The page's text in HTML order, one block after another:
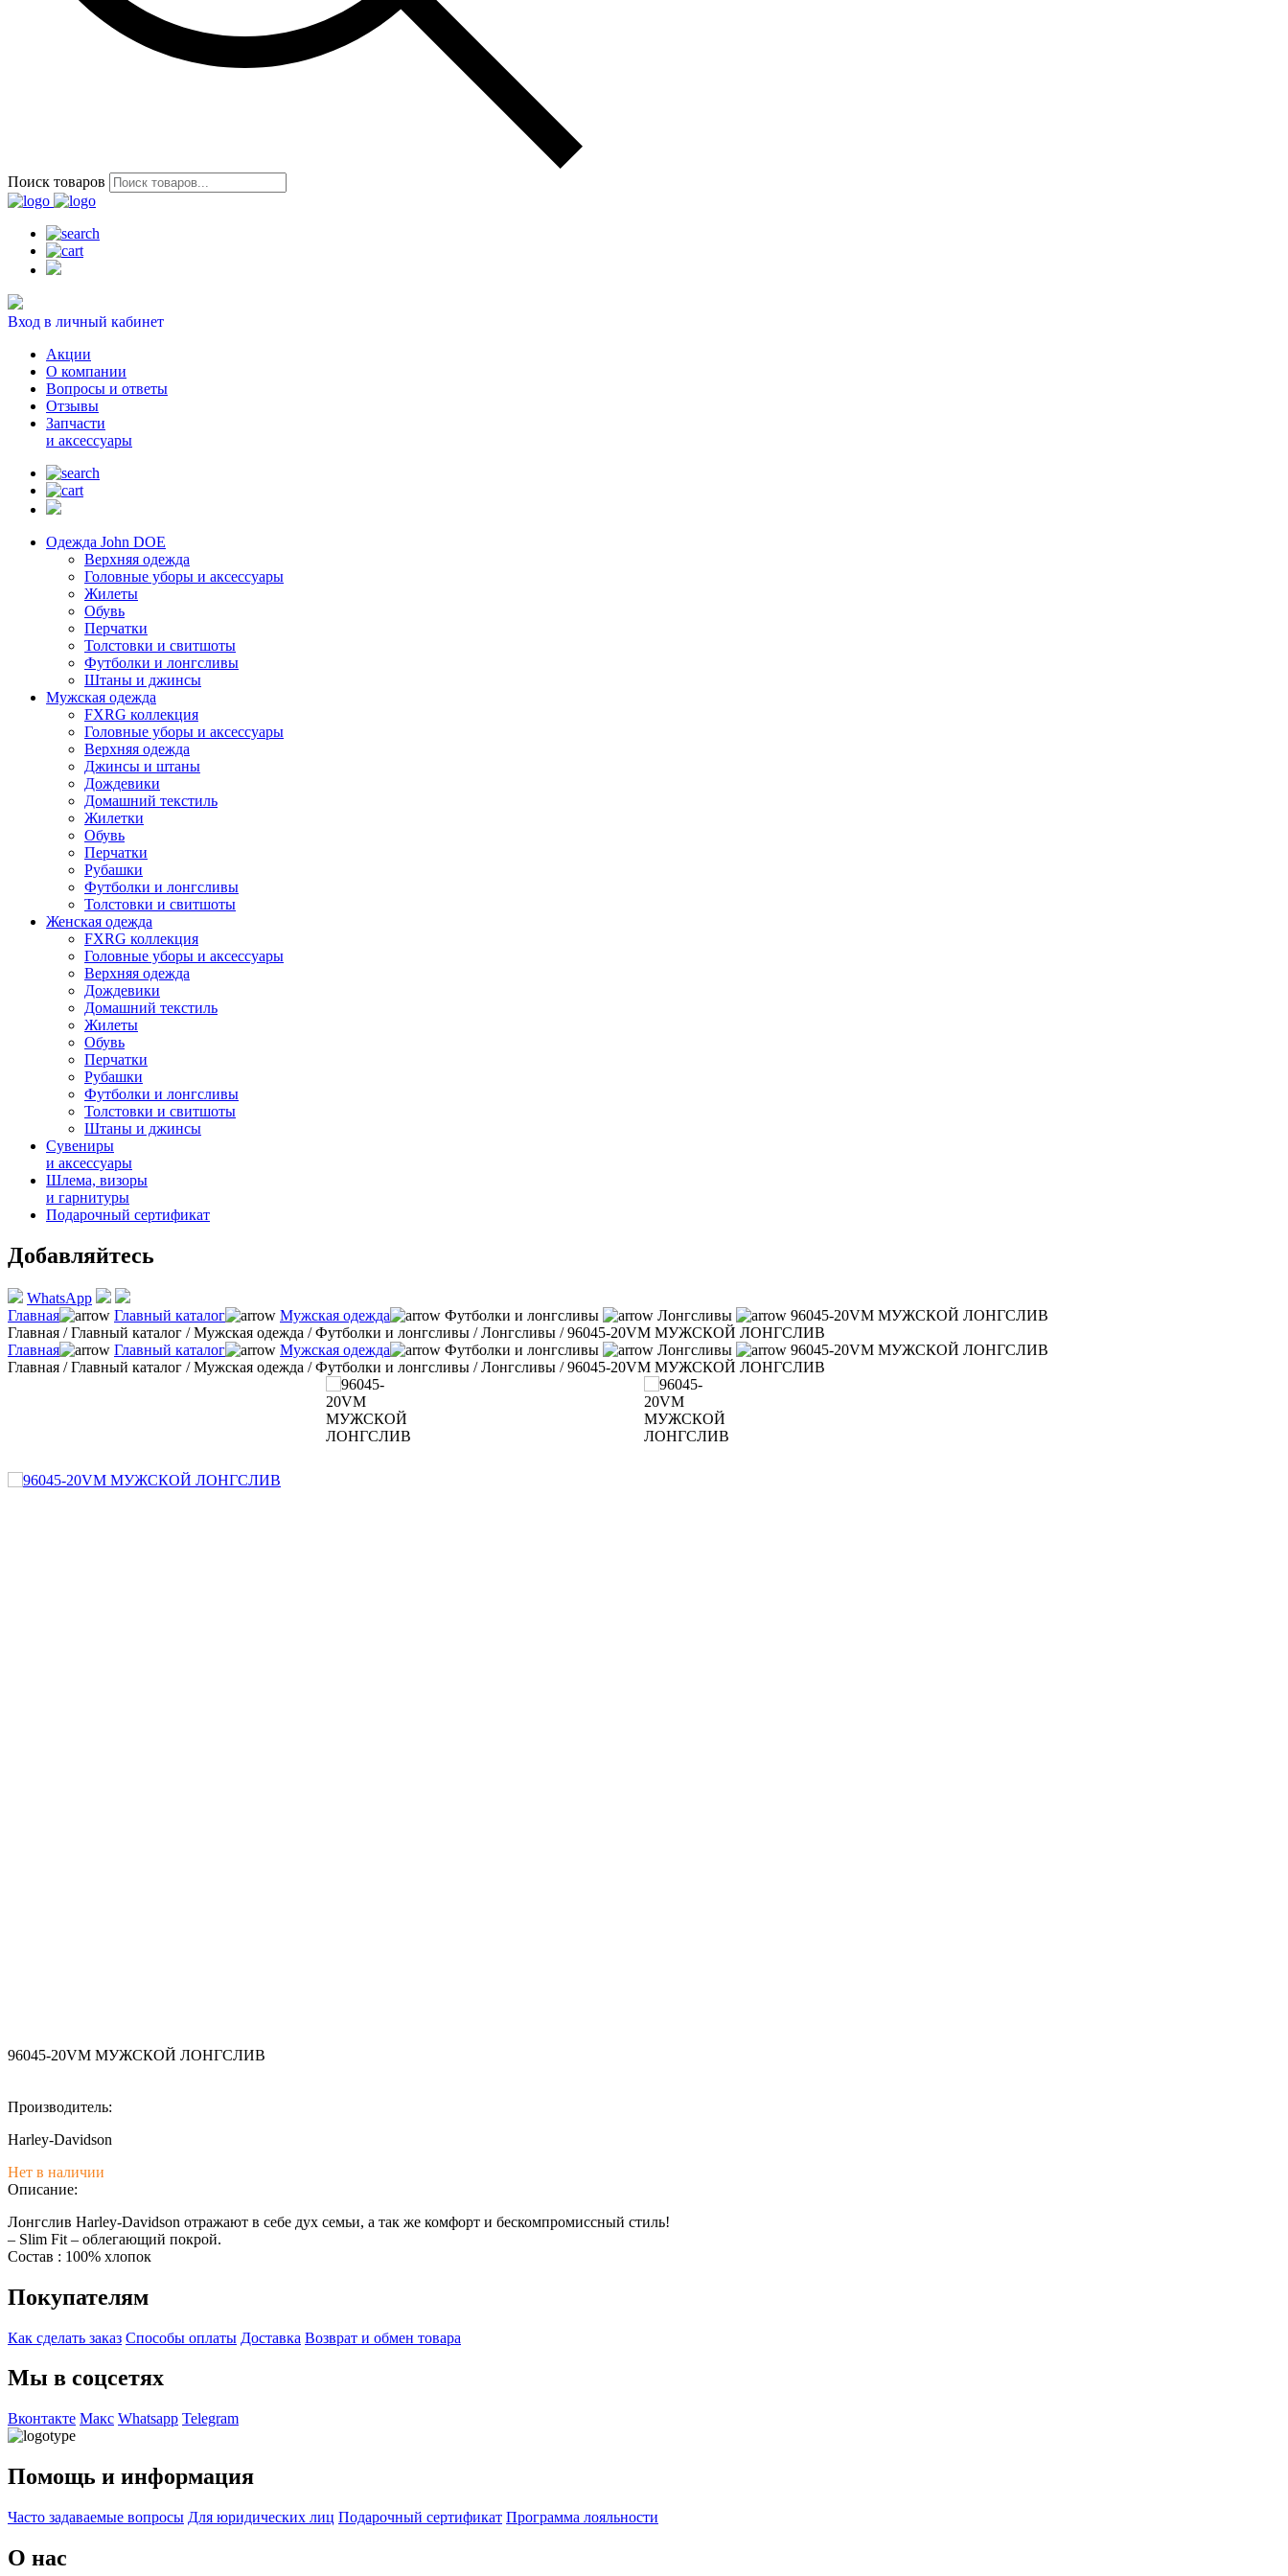
Поиск товаров
Вход в личный кабинет
Акции
О компании
Вопросы и ответы
Отзывы
Запчасти
и аксессуары
Одежда John DOE
Верхняя одежда
Головные уборы и аксессуары
Жилеты
Обувь
Перчатки
Толстовки и свитшоты
Футболки и лонгсливы
Штаны и джинсы
Мужская одежда
FXRG коллекция
Головные уборы и аксессуары
Верхняя одежда
Джинсы и штаны
Дождевики
Домашний текстиль
Жилетки
Обувь
Перчатки
Рубашки
Футболки и лонгсливы
Толстовки и свитшоты
Женская одежда
FXRG коллекция
Головные уборы и аксессуары
Верхняя одежда
Дождевики
Домашний текстиль
Жилеты
Обувь
Перчатки
Рубашки
Футболки и лонгсливы
Толстовки и свитшоты
Штаны и джинсы
Сувениры
и аксессуары
Шлема, визоры
и гарнитуры
Подарочный сертификат
Добавляйтесь
WhatsApp
Главная
Главный каталог Мужская одежда Футболки и лонгсливы Лонгсливы
96045-20VM МУЖСКОЙ ЛОНГСЛИВ
Главная /Главный каталог /Мужская одежда /Футболки и лонгсливы /Лонгсливы /96045-20VM МУЖСКОЙ ЛОНГСЛИВ
Главная
Главный каталог Мужская одежда Футболки и лонгсливы Лонгсливы
96045-20VM МУЖСКОЙ ЛОНГСЛИВ
Главная /Главный каталог /Мужская одежда /Футболки и лонгсливы /Лонгсливы /96045-20VM МУЖСКОЙ ЛОНГСЛИВ
96045-20VM МУЖСКОЙ ЛОНГСЛИВ
Производитель:
Harley-Davidson
Нет в наличии
Описание:
Лонгслив Harley-Davidson отражают в себе дух семьи, а так же комфорт и бескомпромиссный стиль!
– Slim Fit – облегающий покрой.
Состав : 100% хлопок
Покупателям
Как сделать заказ Способы оплаты Доставка Возврат и обмен товара
Мы в соцсетях
Вконтакте Макс Whatsapp Telegram
Помощь и информация
Часто задаваемые вопросы Для юридических лиц Подарочный сертификат Программа лояльности
О нас